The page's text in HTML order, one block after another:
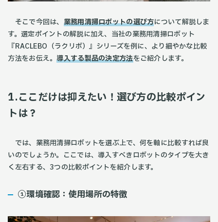
そこで今回は、 業務用清掃ロボットの選び方について解説しま
す。選定ポイントの解説に加え、当社の業務用清掃ロボット
『RACLEBO（ラクリボ）』シリーズを例に、より細やかな比較
方法をお伝え。導入する製品の決定方法をご紹介します。
1.ここだけは抑えたい！選び方の比較ポイン
トは？
では、業務用清掃ロボットを選ぶ上で、何を軸に比較すれば良
いのでしょうか。ここでは、導入すべきロボットのタイプを大き
く左右する、3つの比較ポイントを紹介します。
①環境確認：使用場所の特徴